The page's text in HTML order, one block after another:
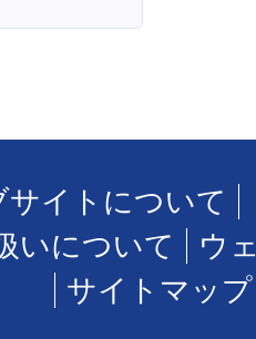
サイトについて
いについて
ウ
サイトマップ